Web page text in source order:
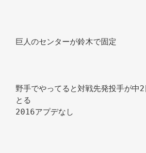
巨人のセンターが鈴木で固定
野手でやってると対戦先発投手が中
とる
2016アプデなし